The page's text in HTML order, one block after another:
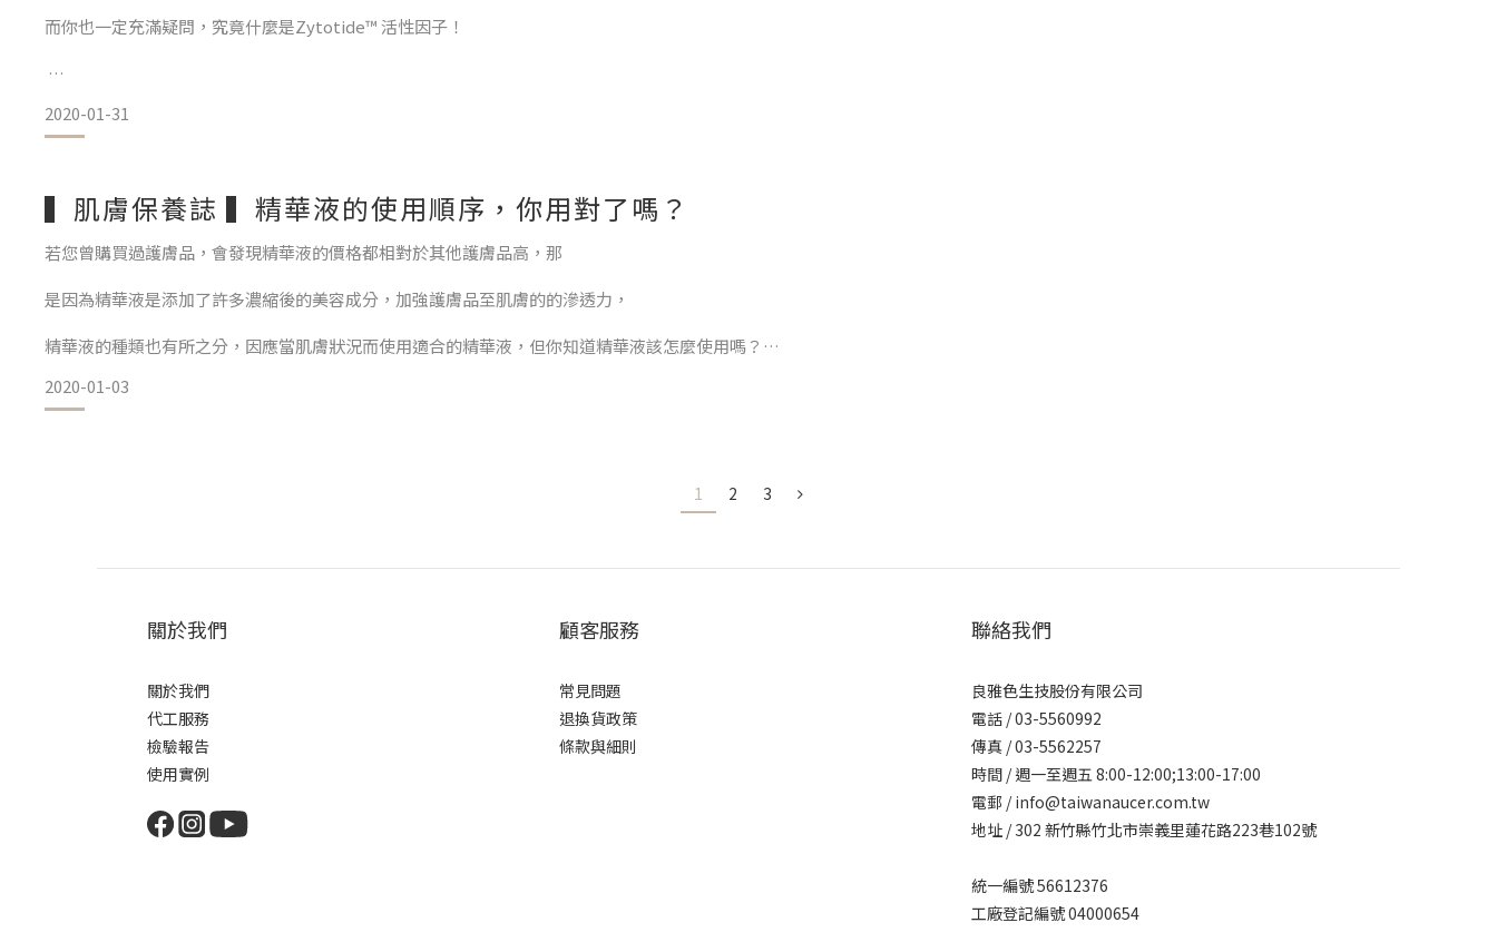
專利Zyt
而你也一定充滿疑問，究竟什麼是Zytotide™ 活性因子！
Zytotide™超過50個胺基酸折疊而成，又稱為多胜肽蛋白質；能夠調節細胞之間的各種活動與功能，充當細胞間的信號，
與人體細胞的接受體結合後發揮作用，並能啟動細
2020-01-31
▍肌膚保養誌 ▍精華液的使用順序，你用對了嗎？
若您曾購買過護膚品，會發現精華液的價格都相對於其他護膚品高，那
是因為精華液是添加了許多濃縮後的美容成分，加強護膚品至肌膚的的滲透力，
精華液的種類也有所之分，因應當肌膚狀況而使用適合的精華液，但你知道精華液該怎麼使用嗎？
沒錯，在擦完化妝水後，就是使用精華液保養，使用順序「化妝水→精華液→乳液→乳霜」，進入冬天可加入油或厚霜，也是我們
塗抹於肌膚後，可以用手指輕輕按
2020-01-03
1 2 3
關於我們
關於我們
代工服務
檢驗報告
使用實例
顧客服務
常見問題
退換貨政策
條款與細則
聯絡我們
良雅色生技股份有限公司
電話 /03-5560992
傳真 / 03-5562257
時間 / 週一至週五 8:00-12:00;13:00-17:00
電郵 / info@taiwanaucer.com.tw
地址 / 302 新竹縣竹北市崇義里蓮花路223巷102號
統一編號 56612376
工廠登記編號 04000654